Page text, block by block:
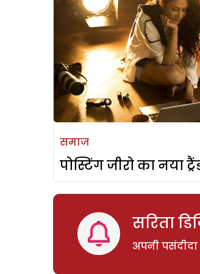
समाज
पोस्टिंग जीरो का नया
सरिता
अपनी